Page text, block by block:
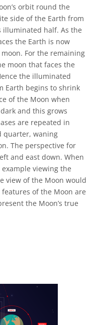
orbit round the
side of the Earth from
illuminated half. As the
the Earth is now
For the remaining
moon that faces the
the illuminated
Earth begins to shrink
of the Moon when
and this grows
are repeated in
quarter, waning
The perspective for
and east down. When
viewing the
view of the Moon would
of the Moon are
the Moon’s true
Reconocimiento 4.0